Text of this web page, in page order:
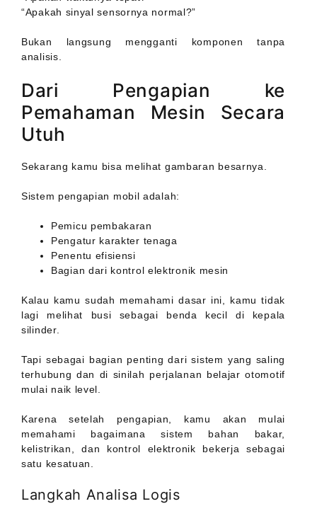
“Apakah sinyal sensornya normal?”
Bukan langsung mengganti komponen tanpa
analisis.
Dari Pengapian ke
Pemahaman Mesin Secara
Utuh
Sekarang kamu bisa melihat gambaran besarnya.
Sistem pengapian mobil adalah:
Pemicu pembakaran
Pengatur karakter tenaga
Penentu efisiensi
Bagian dari kontrol elektronik mesin
Kalau kamu sudah memahami dasar ini, kamu tidak
lagi melihat busi sebagai benda kecil di kepala
silinder.
Tapi sebagai bagian penting dari sistem yang saling
terhubung dan di sinilah perjalanan belajar otomotif
mulai naik level.
Karena setelah pengapian, kamu akan mulai
memahami bagaimana sistem bahan bakar,
kelistrikan, dan kontrol elektronik bekerja sebagai
satu kesatuan.
Langkah Analisa Logis